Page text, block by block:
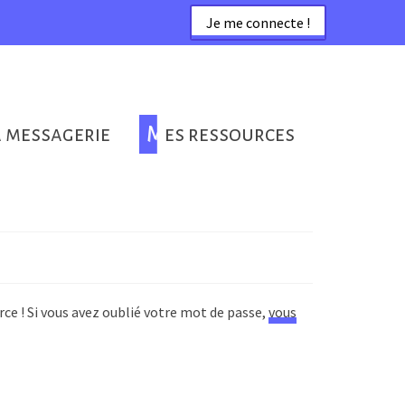
Je me connecte !
messagerie Mes ressources
! Si vous avez oublié votre mot de passe, vous